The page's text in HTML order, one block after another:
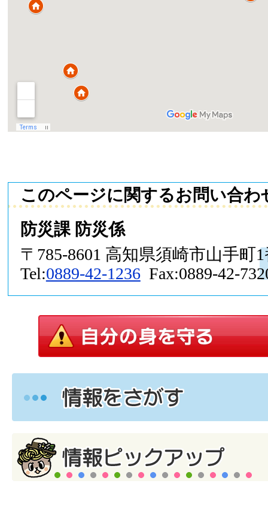
このページに関するお問い合わ
防災課 防災係
〒785-8601 高知県須崎市山手町
Tel:0889-42-1236Fax:0889-42-